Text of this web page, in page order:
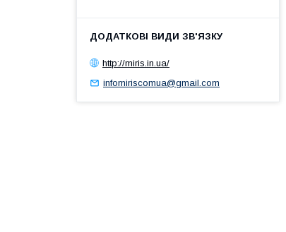
http://miris.in.ua/
infomiriscomua@gmail.com